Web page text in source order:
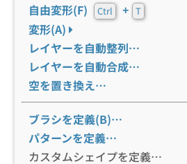
自由変形(F)
Ctrl + T
変形(A)
レイヤーを自動整列…
レイヤーを自動合成…
空を置き換え…
ブラシを定義(B)…
パターンを定義…
カスタムシェイプを定義…